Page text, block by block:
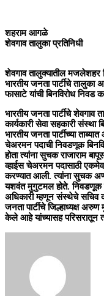
शहराम आगळे
शेवगाव तालुका प्रतिनिधी
शेवगाव तालुक्यातील मजलेशहर
भारतीय जनता पार्टीचे तालुका
फासाटे यांची बिनविरोध निवड
भारतीय जनता पार्टीचे शेवगाव
कार्यकारी सेवा सहकारी संस्था
भारतीय जनता पार्टीच्या
चेअरमन पदाची निवडणूक
होता त्यांना सुचक राजाराम
व्हाईस चेअरमन पदासाठी
करण्यात आली. त्यांना सुचक
यशवंत मुगुटमल होते. निवडणूक
अधिकारी म्हणून संस्थेचे सचिव
जनता पार्टीचे जिल्हाध्यक्ष
केले आहे यांच्यासह परिसरातून